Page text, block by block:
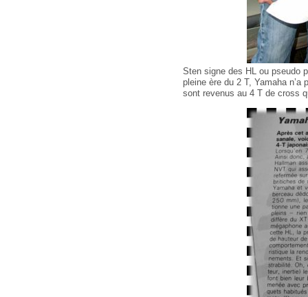
Sten signe des HL ou pseudo
pleine ère du 2 T, Yamaha
sont revenus au 4 T de cross